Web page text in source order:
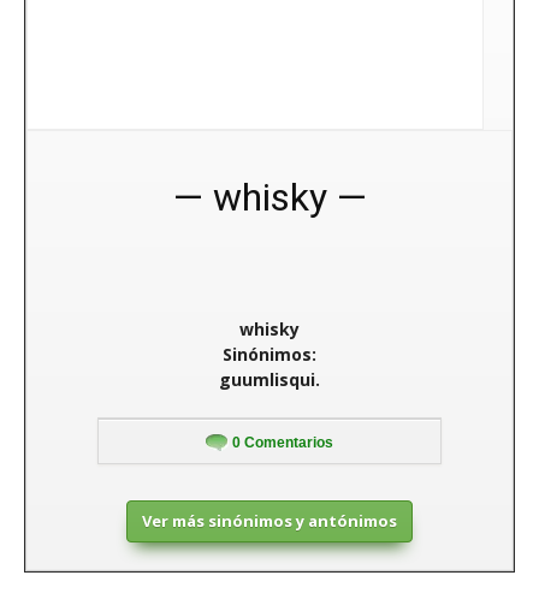
whisky
whisky
Sinónimos:
guumlisqui.
0 Comentarios
Ver más sinónimos y antónimos